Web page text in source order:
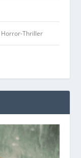
Horror-Thriller